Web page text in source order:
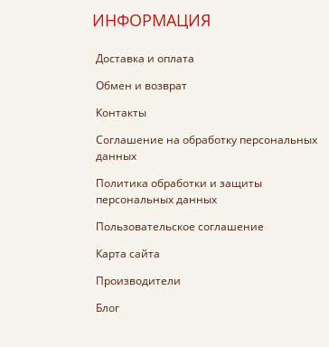
ИНФОРМАЦИЯ
Доставка и оплата
Обмен и возврат
Контакты
Соглашение на обработку персональных
данных
Политика обработки и защиты
персональных данных
Пользовательское соглашение
Карта сайта
Производители
Блог